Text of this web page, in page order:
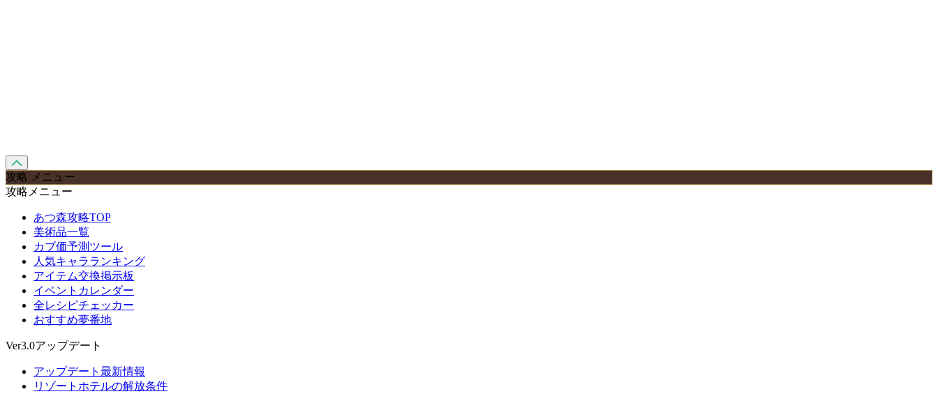
攻略 メニュー
攻略メニュー
あつ森攻略TOP
美術品一覧
カブ価予測ツール
人気キャラランキング
アイテム交換掲示板
イベントカレンダー
全レシピチェッカー
おすすめ夢番地
Ver3.0アップデート
アップデート最新情報
リゾートホテルの解放条件